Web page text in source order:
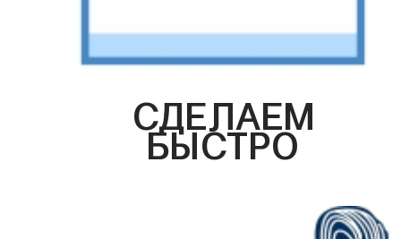
СДЕЛАЕМ
БЫСТРО